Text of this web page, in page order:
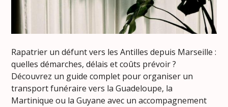
Rapatrier un défunt vers les Antilles depuis Marseille :
quelles démarches, délais et coûts prévoir ?
Découvrez un guide complet pour organiser un
transport funéraire vers la Guadeloupe, la
Martinique ou la Guyane avec un accompagnement